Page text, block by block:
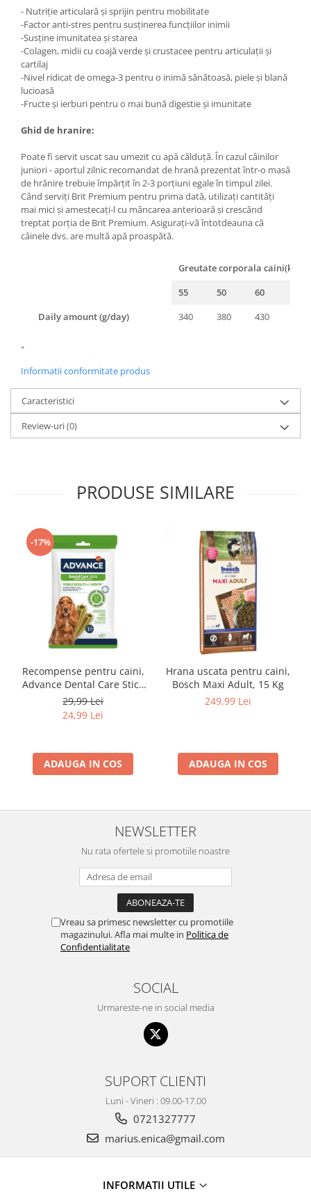
Accesorii diverse terarii
Iazuri
Igiena Iazuri
Conditioner apa iaz
Hrana pesti iazuri
Teste apa iaz
Filtre iaz
Incalzitor Iaz
Accesorii iaz
Cai
Toaletare cai
Casti echitatie
- Nutriție articulară și sprijin pentru mobilitate
-Factor anti-stres pentru susținerea funcțiilor inimii
-Susține imunitatea și starea
-Colagen, midii cu coajă verde și crustacee pentru articulații și
cartilaj
-Nivel ridicat de omega-3 pentru o inimă sănătoasă, piele și blană
lucioasă
-Fructe și ierburi pentru o mai bună digestie și imunitate
Ghid de hranire:
Poate fi servit uscat sau umezit cu apă călduță. În cazul câinilor
juniori - aportul zilnic recomandat de hrană prezentat într-o masă
de hrănire trebuie împărțit în 2-3 porțiuni egale în timpul zilei.
Când serviți Brit Premium pentru prima dată, utilizați cantități
mai mici și amestecați-l cu mâncarea anterioară și crescând
treptat porția de Brit Premium. Asigurați-vă întotdeauna că
câinele dvs. are multă apă proaspătă.
Greutate corporala caini(kg)
55
50 60
Daily amount (g/day)
340 380 430
"
Informatii conformitate produs
Caracteristici
Review-uri(0)
PRODUSE SIMILARE
-17%
Recompense pentru caini,
Advance Dental Care Stick
Medium/Maxi, 180g
29,99 Lei
24,99 Lei
ADAUGA IN COS
Hrana uscata pentru caini,
Bosch Maxi Adult, 15 Kg
249,99 Lei
ADAUGA IN COS
NEWSLETTER
Nu rata ofertele si promotiile noastre
Vreau sa primesc newsletter cu promotiile
magazinului. Afla mai multe in Politica de
Confidentialitate
SOCIAL
Urmareste-ne in social media
SUPORT CLIENTI
Luni - Vineri : 09.00-17.00
0721327777
marius.enica@gmail.com
INFORMATII UTILE